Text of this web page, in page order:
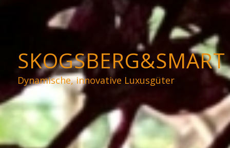
SKOGSBERG&SMART
Dynamische, innovative Luxusgüter